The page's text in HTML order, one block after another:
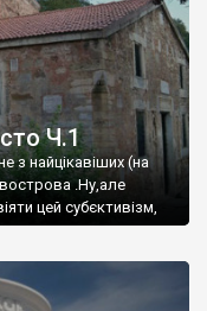
Ч.1
з найцікавіших (на
.Ну,але
цей субєктивізм,